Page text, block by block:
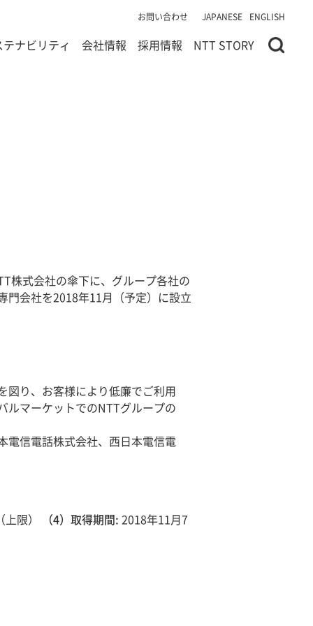
お問い合わせ JAPANESE ENGLISH
ナビリティ 会社情報 採用情報 NTT STORY
株式会社の傘下に、グループ各社の
門会社を2018年11月（予定）に設立
図り、お客様により低廉でご利用
ルマーケットでのNTTグループの
電信電話株式会社、西日本電信電
限） （4）取得期間: 2018年11月7